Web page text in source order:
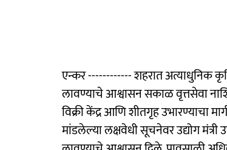
एन्कर ------------ शहरात अत्याधुनिक
लावण्याचे आश्वासन सकाळ वृत्तसेवा
विक्री केंद्र आणि शीतगृह उभारण्याचा
मांडलेल्या लक्षवेधी सूचनेवर उद्योग